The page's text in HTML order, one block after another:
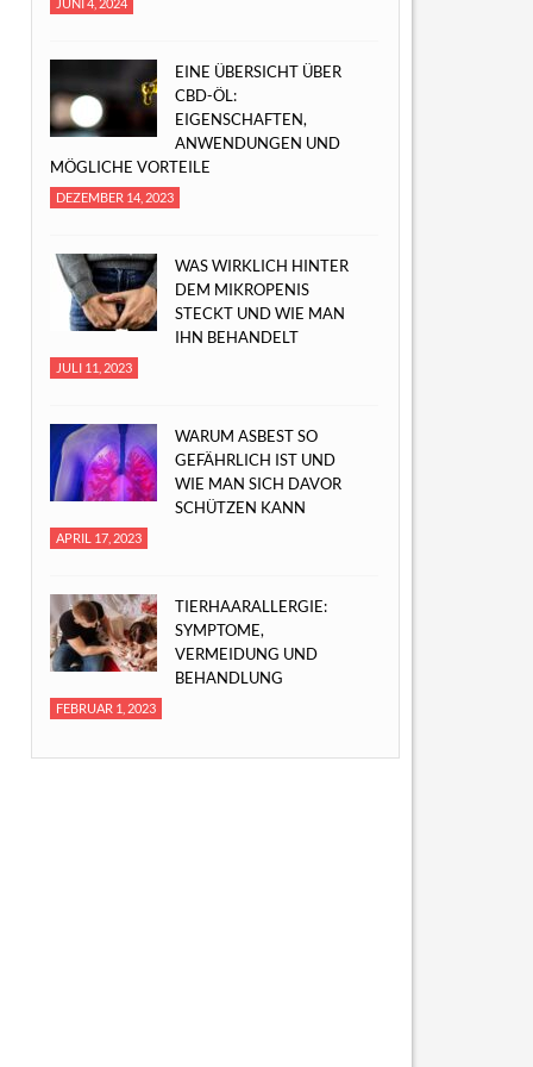
EINE ÜBERSICHT ÜBER
CBD-ÖL:
EIGENSCHAFTEN,
ANWENDUNGEN UND
MÖGLICHE VORTEILE
DEZEMBER 14, 2023
WAS WIRKLICH HINTER
DEM MIKROPENIS
STECKT UND WIE MAN
IHN BEHANDELT
JULI 11, 2023
WARUM ASBEST SO
GEFÄHRLICH IST UND
WIE MAN SICH DAVOR
SCHÜTZEN KANN
APRIL 17, 2023
TIERHAARALLERGIE:
SYMPTOME,
VERMEIDUNG UND
BEHANDLUNG
FEBRUAR 1, 2023